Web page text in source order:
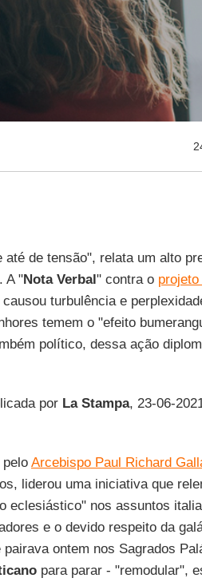
de tensão", relata um alto
A "Nota Verbal" contra o
turbulência e
temem o "efeito
político, dessa ação
por La Stampa, 23-06-
pelo Arcebispo Paul Richard
liderou uma iniciativa que
eclesiástico" nos assuntos
e o devido respeito da
ontem nos Sagrados
para parar - "remodular",